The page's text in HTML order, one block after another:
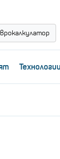
Технологии